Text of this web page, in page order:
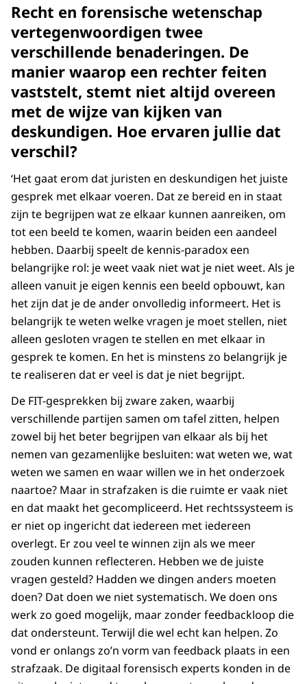
Recht en forensische wetenschap
vertegenwoordigen twee
verschillende benaderingen. De
manier waarop een rechter feiten
vaststelt, stemt niet altijd overeen
met de wijze van kijken van
deskundigen. Hoe ervaren jullie dat
verschil?
‘Het gaat erom dat juristen en deskundigen het juiste
gesprek met elkaar voeren. Dat ze bereid en in staat
zijn te begrijpen wat ze elkaar kunnen aanreiken, om
tot een beeld te komen, waarin beiden een aandeel
hebben. Daarbij speelt de kennis-paradox een
belangrijke rol: je weet vaak niet wat je niet weet. Als je
alleen vanuit je eigen kennis een beeld opbouwt, kan
het zijn dat je de ander onvolledig informeert. Het is
belangrijk te weten welke vragen je moet stellen, niet
alleen gesloten vragen te stellen en met elkaar in
gesprek te komen. En het is minstens zo belangrijk je
te realiseren dat er veel is dat je niet begrijpt.
De FIT-gesprekken bij zware zaken, waarbij
verschillende partijen samen om tafel zitten, helpen
zowel bij het beter begrijpen van elkaar als bij het
nemen van gezamenlijke besluiten: wat weten we, wat
weten we samen en waar willen we in het onderzoek
naartoe? Maar in strafzaken is die ruimte er vaak niet
en dat maakt het gecompliceerd. Het rechtssysteem is
er niet op ingericht dat iedereen met iedereen
overlegt. Er zou veel te winnen zijn als we meer
zouden kunnen reflecteren. Hebben we de juiste
vragen gesteld? Hadden we dingen anders moeten
doen? Dat doen we niet systematisch. We doen ons
werk zo goed mogelijk, maar zonder feedbackloop die
dat ondersteunt. Terwijl die wel echt kan helpen. Zo
vond er onlangs zo’n vorm van feedback plaats in een
strafzaak. De digitaal forensisch experts konden in de